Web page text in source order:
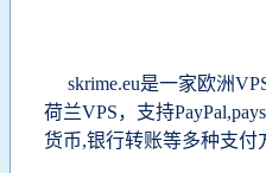
skrime.eu是一家欧洲
荷兰VPS，支持
货币,银行转账等多种支付